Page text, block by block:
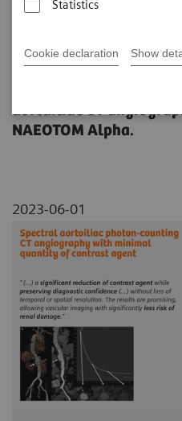
Statistics
Cookie declaration Show
minimal
Case study showing
aortailiac CT
NAEOTOM Alpha.
2023-06-01